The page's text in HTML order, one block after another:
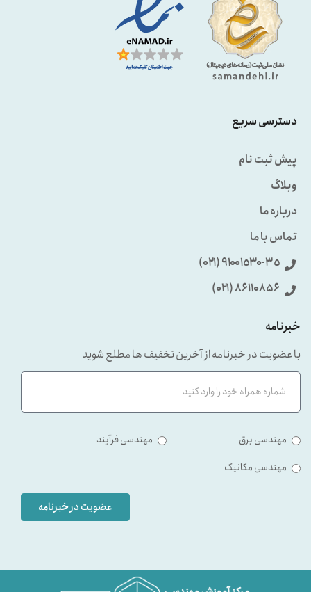
دسترسی سریع
پیش ثبت نام
وبلاگ
درباره ما
تماس با ما
٩۱۰۰۱٥۳۰-۳٥ (۰۲۱)
86110856 (۰۲۱)
خبرنامه
با عضویت در خبرنامه از آخرین تخفیف ها مطلع شوید
مهندسی برق
مهندسی فرآیند
مهندسی مکانیک
عضویت در خبرنامه